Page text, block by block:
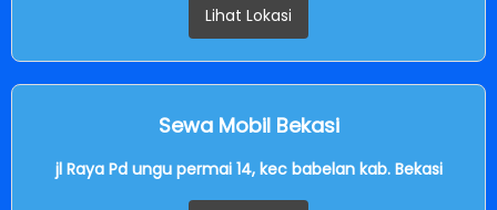
Lihat Lokasi
Sewa Mobil Bekasi
jl Raya Pd ungu permai 14, kec babelan kab. Bekasi